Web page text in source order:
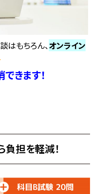
はもちろん、オンライン
きます！
担を軽減！